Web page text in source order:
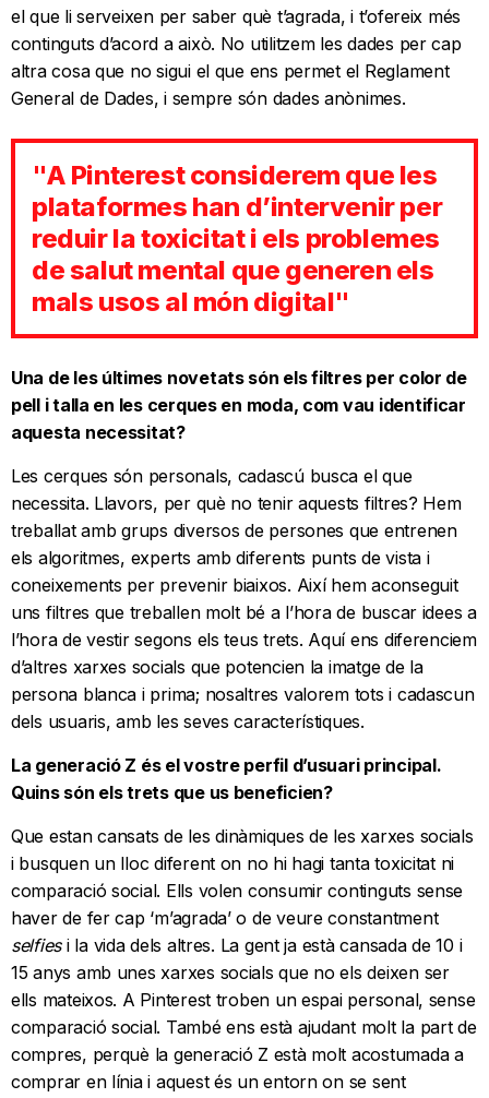
el que li serveixen per saber què t’agrada, i t’ofereix més
continguts d’acord a això. No utilitzem les dades per cap
altra cosa que no sigui el que ens permet el Reglament
General de Dades, i sempre són dades anònimes.
"A Pinterest considerem que les
plataformes han d’intervenir per
reduir la toxicitat i els problemes
de salut mental que generen els
mals usos al món digital"
Una de les últimes novetats són els filtres per color de
pell i talla en les cerques en moda, com vau identificar
aquesta necessitat?
Les cerques són personals, cadascú busca el que
necessita. Llavors, per què no tenir aquests filtres? Hem
treballat amb grups diversos de persones que entrenen
els algoritmes, experts amb diferents punts de vista i
coneixements per prevenir biaixos. Així hem aconseguit
uns filtres que treballen molt bé a l’hora de buscar idees a
l’hora de vestir segons els teus trets. Aquí ens diferenciem
d’altres xarxes socials que potencien la imatge de la
persona blanca i prima; nosaltres valorem tots i cadascun
dels usuaris, amb les seves característiques.
La generació Z és el vostre perfil d’usuari principal.
Quins són els trets que us beneficien?
Que estan cansats de les dinàmiques de les xarxes socials
i busquen un lloc diferent on no hi hagi tanta toxicitat ni
comparació social. Ells volen consumir continguts sense
haver de fer cap ‘m’agrada’ o de veure constantment
selfiesi la vida dels altres. La gent ja està cansada de 10 i
15 anys amb unes xarxes socials que no els deixen ser
ells mateixos. A Pinterest troben un espai personal, sense
comparació social. També ens està ajudant molt la part de
compres, perquè la generació Z està molt acostumada a
comprar en línia i aquest és un entorn on se sent